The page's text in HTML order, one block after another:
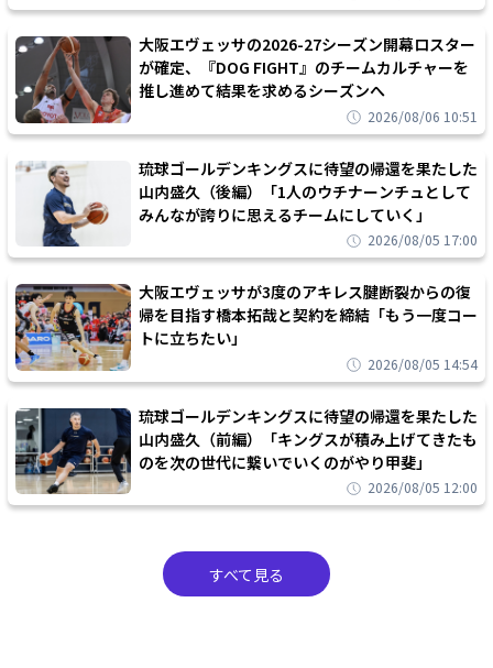
大阪エヴェッサの2026-27シーズン開幕ロスター
が確定、『DOG FIGHT』のチームカルチャーを
推し進めて結果を求めるシーズンへ
2026/08/06 10:51
琉球ゴールデンキングスに待望の帰還を果たした
山内盛久（後編）「1人のウチナーンチュとして
みんなが誇りに思えるチームにしていく」
2026/08/05 17:00
大阪エヴェッサが3度のアキレス腱断裂からの復
帰を目指す橋本拓哉と契約を締結「もう一度コー
トに立ちたい」
2026/08/05 14:54
琉球ゴールデンキングスに待望の帰還を果たした
山内盛久（前編）「キングスが積み上げてきたも
のを次の世代に繋いでいくのがやり甲斐」
2026/08/05 12:00
すべて見る